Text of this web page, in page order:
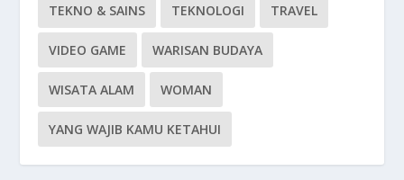
TEKNO & SAINS TEKNOLOGI TRAVEL
VIDEO GAME WARISAN BUDAYA
WISATA ALAM WOMAN
YANG WAJIB KAMU KETAHUI